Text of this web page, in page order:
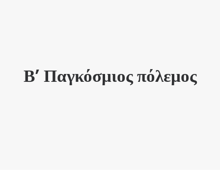
ПРО НАС
“ВІСНИК”/”ΑΓΓΕΛΙΑΦΌΡΟΣ”
Β’ Παγκόσμιος πόλεμος